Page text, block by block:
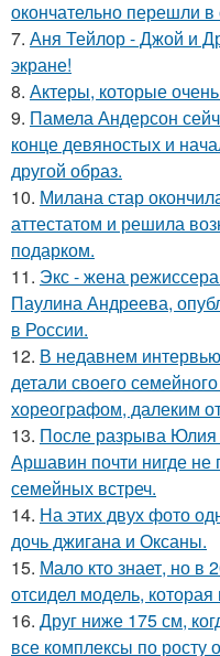
окончательно перешли
7. Аня Тейлор - Джой и
экране!
8. Актеры, которые
9. Памела Андерсон
конце девяностых и
другой образ.
10. Милана стар
аттестатом и решила
подарком.
11. Экс - жена
Паулина Андреева,
в России.
12. В недавнем
детали своего
хореографом, далеким
13. После разрыва
Аршавин почти нигде не
семейных встреч.
14. На этих двух фото
дочь джигана и Оксаны.
15. Мало кто знает, но в
отсидел модель,
16. Друг ниже 175 см,
все комплексы по росту